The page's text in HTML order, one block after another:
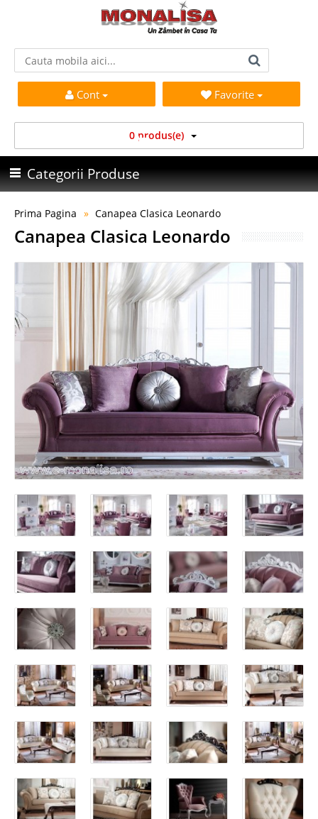
Cont Favorite
0 produs(e)
Categorii Produse
Prima Pagina Canapea Clasica Leonardo
Canapea Clasica Leonardo